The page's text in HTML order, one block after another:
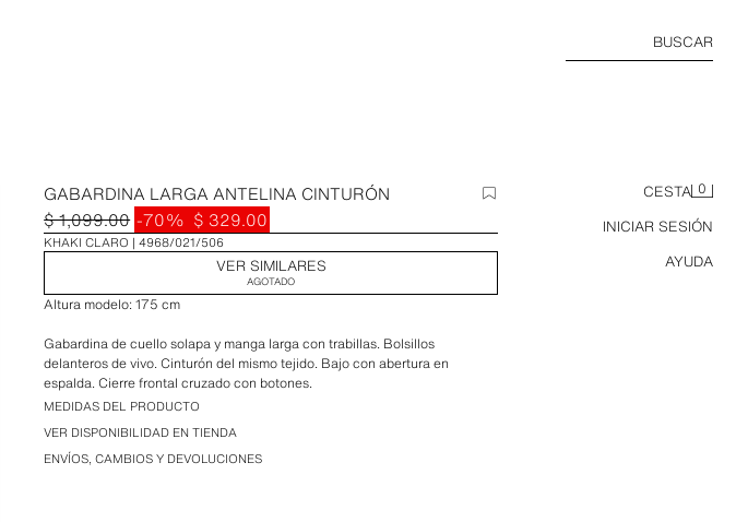
BUSCAR
CESTA 0
INICIAR SESIÓN
AYUDA
GABARDINA LARGA ANTELINA CINTURÓN
$ 1,099.00 -70% $ 329.00
KHAKI CLARO 4968/021/506
VER SIMILARES
AGOTADO
Altura modelo: 175 cm
Gabardina de cuello solapa y manga larga con trabillas. Bolsillos
delanteros de vivo. Cinturón del mismo tejido. Bajo con abertura en
espalda. Cierre frontal cruzado con botones.
MEDIDAS DEL PRODUCTO
VER DISPONIBILIDAD EN TIENDA
ENVÍOS, CAMBIOS Y DEVOLUCIONES